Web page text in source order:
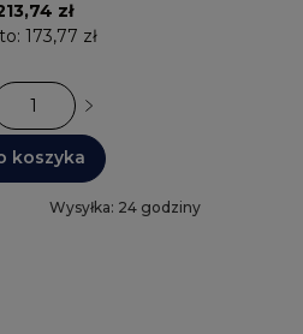
zł
173,77 zł
koszyka
Wysyłka: 24 godziny